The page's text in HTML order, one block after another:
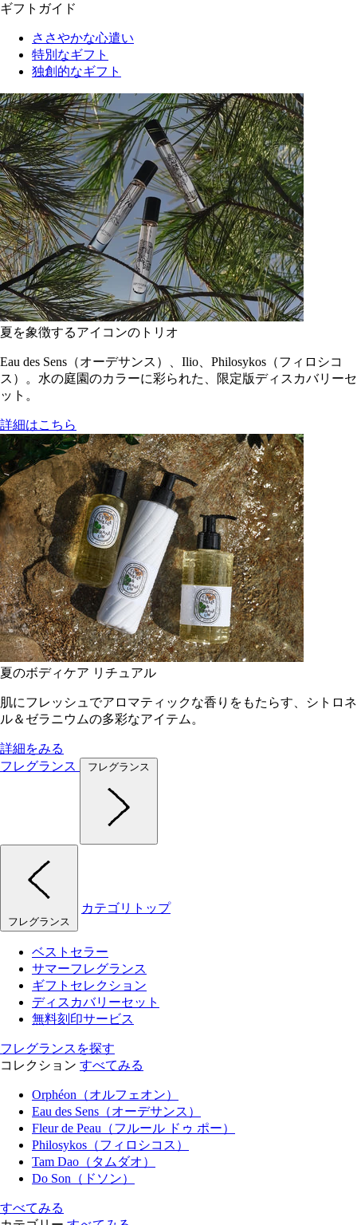
ギフトガイド
ささやかな心遣い
特別なギフト
独創的なギフト
夏を象徴するアイコンのトリオ
Eau des Sens（オーデサンス）、Ilio、Philosykos（フィロシコ
ス）。水の庭園のカラーに彩られた、限定版ディスカバリーセ
ット。
詳細はこちら
夏のボディケア リチュアル
肌にフレッシュでアロマティックな香りをもたらす、シトロネ
ル＆ゼラニウムの多彩なアイテム。
詳細をみる
フレグランス
フレグランス
フレグランス
カテゴリトップ
ベストセラー
サマーフレグランス
ギフトセレクション
ディスカバリーセット
無料刻印サービス
フレグランスを探す
コレクション すべてみる
Orphéon（オルフェオン）
Eau des Sens（オーデサンス）
Fleur de Peau（フルール ドゥ ポー）
Philosykos（フィロシコス）
Tam Dao（タムダオ）
Do Son（ドソン）
すべてみる